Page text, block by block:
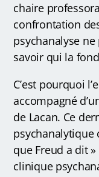
chaire
confrontation
psychanalyse ne
savoir qui la
C’est pourquoi
accompagné
de Lacan. Ce
psychanalytique
que Freud a dit
clinique